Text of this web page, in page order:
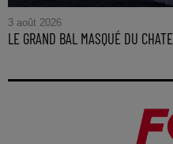
3 août 2026
LE GRAND BAL MASQUÉ DU